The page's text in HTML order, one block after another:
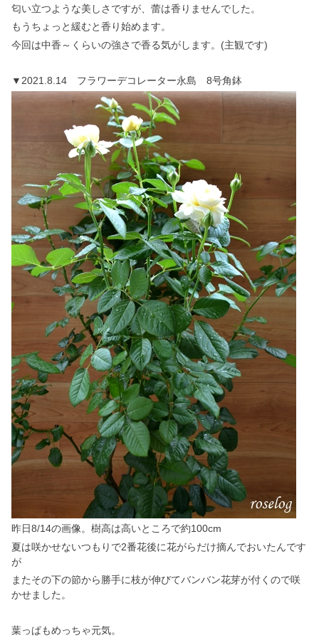
匂い立つような美しさですが、蕾は香りませんでした。
もうちょっと緩むと香り始めます。
今回は中香～くらいの強さで香る気がします。(主観です)
▼2021.8.14 フラワーデコレーター永島 8号角鉢
昨日8/14の画像。樹高は高いところで約100cm
夏は咲かせないつもりで2番花後に花がらだけ摘んでおいたんです
が
またその下の節から勝手に枝が伸びてバンバン花芽が付くので咲
かせました。
葉っぱもめっちゃ元気。